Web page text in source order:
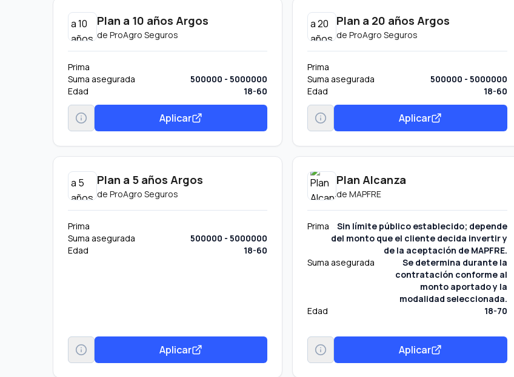
Plan a 10 años Argos
de ProAgro Seguros
Prima
Suma asegurada
500000 - 5000000
Edad
18-60
Aplicar
Plan a 20 años Argos
de ProAgro Seguros
Prima
Suma asegurada
500000 - 5000000
Edad
18-60
Aplicar
Plan a 5 años Argos
de ProAgro Seguros
Prima
Suma asegurada
500000 - 5000000
Edad
18-60
Aplicar
Plan Alcanza
de MAPFRE
Prima
Sin límite público establecido; depende
del monto que el cliente decida invertir y
de la aceptación de MAPFRE.
Suma asegurada
Se determina durante la
contratación conforme al
monto aportado y la
modalidad seleccionada.
Edad
18-70
Aplicar